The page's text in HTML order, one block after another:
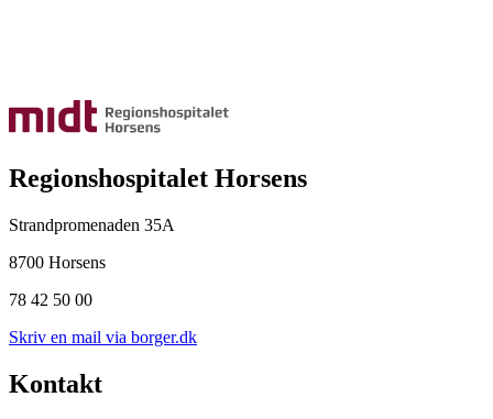
Regionshospitalet Horsens
Strandpromenaden 35A
8700 Horsens
78 42 50 00
Skriv en mail via borger.dk
Kontakt